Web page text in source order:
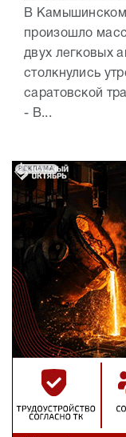
В Камышинском
произошло
двух легковых
столкнулись
саратовской
- В...
РЕКЛАМА